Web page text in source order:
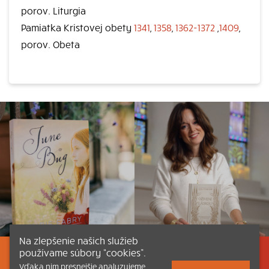
porov. Liturgia
Pamiatka Kristovej obety 1341 1358 1362-1372 1409
porov. Obeta
Listovať Obsah Dokumenty a články
Na zlepšenie našich služieb
používame súbory “cookies”.
Vďaka nim presnejšie analyzujeme